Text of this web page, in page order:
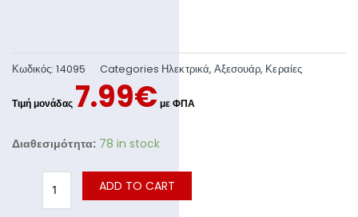
Κωδικός:14095 Categories Ηλεκτρικά, Αξεσουάρ, Κεραίες
7.99€
Διαθεσιμότητα: 78 in stock
ADD TO CART